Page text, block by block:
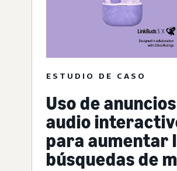
ESTUDIO DE CASO
Uso de
audio
para aumentar
búsquedas de